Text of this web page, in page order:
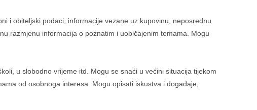
i obiteljski podaci, informacije vezane uz kupovinu, neposrednu
razmjenu informacija o poznatim i uobičajenim temama. Mogu
u slobodno vrijeme itd. Mogu se snaći u većini situacija tijekom
od osobnoga interesa. Mogu opisati iskustva i događaje,